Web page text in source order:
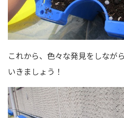
これから、色々な発見をしなが
いきましょう！